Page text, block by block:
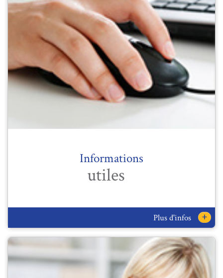
Informations
utiles
Plus d'infos +